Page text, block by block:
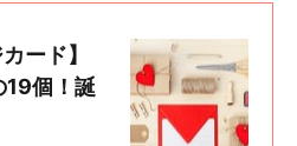
ード】
19個！誕